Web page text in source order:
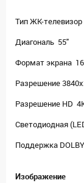
Тип ЖК-телевизор
Диагональ 55"
Формат экрана
Разрешение
Разрешение HD
Светодиодная
Поддержка
Изображение